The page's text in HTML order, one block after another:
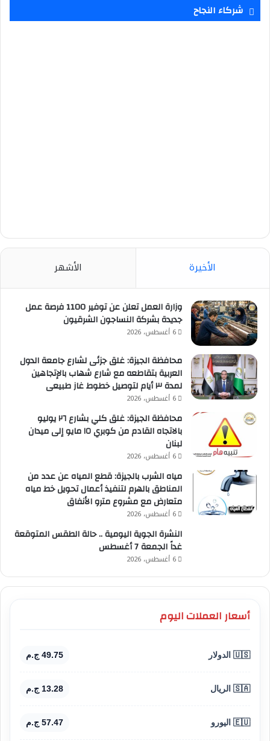
شركاء النجاح
الأخيرة الأشهر
وزارة العمل تعلن عن توفير 1100 فرصة عمل
جديدة بشركة النساجون الشرقيون
6 أغسطس، 2026
محافظة الجيزة: غلق جزئى لشارع جامعة الدول
العربية بتقاطعه مع شارع شهاب بالإتجاهين
لمدة ٣ أيام لتوصيل خطوط غاز طبيعى
6 أغسطس، 2026
محافظة الجيزة: غلق كلي بشارع ٢٦ يوليو
بالاتجاه القادم من كوبري ١٥ مايو إلى ميدان
لبنان
6 أغسطس، 2026
مياه الشرب بالجيزة: قطع المياه عن عدد من
المناطق بالهرم لتنفيذ أعمال تحويل خط مياه
متعارض مع مشروع مترو الأنفاق
6 أغسطس، 2026
النشرة الجوية اليومية .. حالة الطقس المتوقعة
غداً الجمعة 7 أغسطس
6 أغسطس، 2026
أسعار العملات اليوم
🇺🇸 الدولار 49.75 ج.م
🇸🇦 الريال 13.28 ج.م
🇪🇺 اليورو 57.47 ج.م